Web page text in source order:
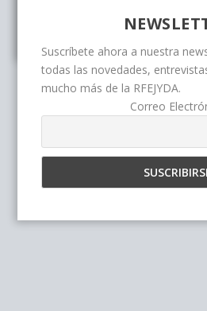
Suscríbete ahora a nuestra
todas las novedades,
mucho más de la RFEJYDA.
Correo